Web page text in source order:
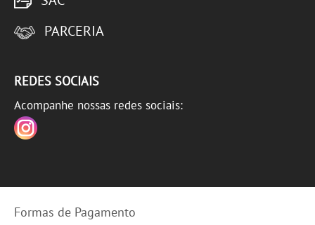
PARCERIA
REDES SOCIAIS
Acompanhe nossas redes sociais:
Formas de Pagamento